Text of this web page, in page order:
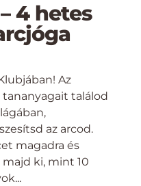
4 hetes
Az
találod
az arcod.
magadra és
ki, mint 10